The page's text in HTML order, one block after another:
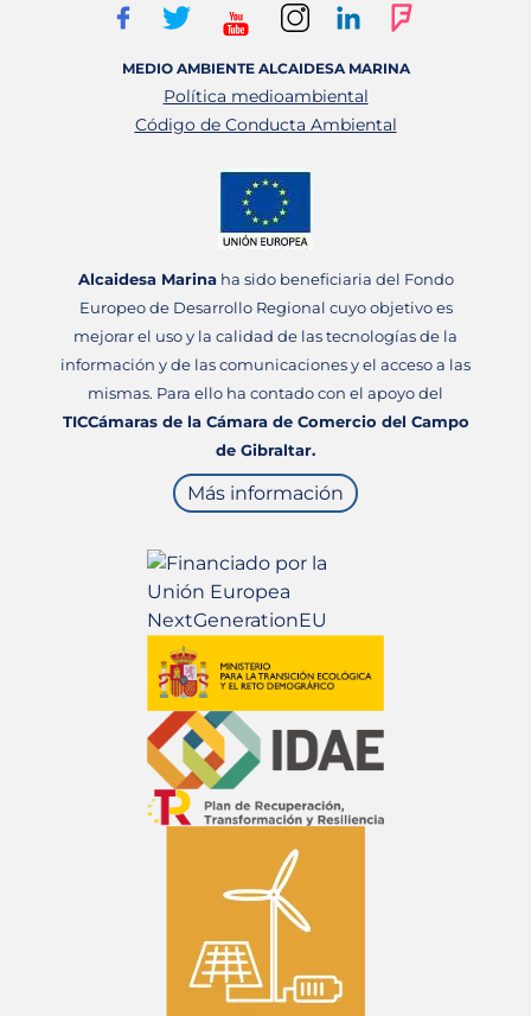
MEDIO AMBIENTE ALCAIDESA MARINA
Política medioambiental
Código de Conducta Ambiental
Alcaidesa Marinaha sido beneficiaria del Fondo
Europeo de Desarrollo Regional cuyo objetivo es
mejorar el uso y la calidad de las tecnologías de la
información y de las comunicaciones y el acceso a las
mismas. Para ello ha contado con el apoyo del
TICCámaras de la Cámara de Comercio del Campo
de Gibraltar.
Más información